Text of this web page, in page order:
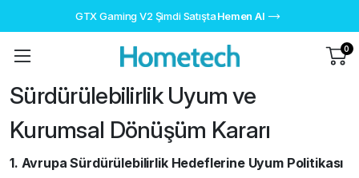
GTX Gaming V2 Şimdi SatıştaHemen Al
0
Sürdürülebilirlik Uyum ve
Kurumsal Dönüşüm Kararı
1. Avrupa Sürdürülebilirlik Hedeflerine Uyum Politikası